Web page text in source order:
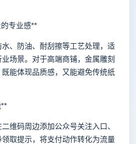
专业感**
防油、耐刮擦等工艺处理，适
场景。对于高端商铺，金属雕刻
能体现品质感，又能避免传统纸
码周边添加公众号关注入口、
取提示，将支付动作转化为流量